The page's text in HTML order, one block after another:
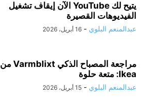
يتيح لك YouTube الآن إيقاف تشغيل
الفيديوهات القصيرة
عبدالمنعم البلوي - 16 أبريل، 2026
مراجعة المصباح الذكي Varmblixt من
Ikea: متعة حلوة
عبدالمنعم البلوي - 15 أبريل، 2026